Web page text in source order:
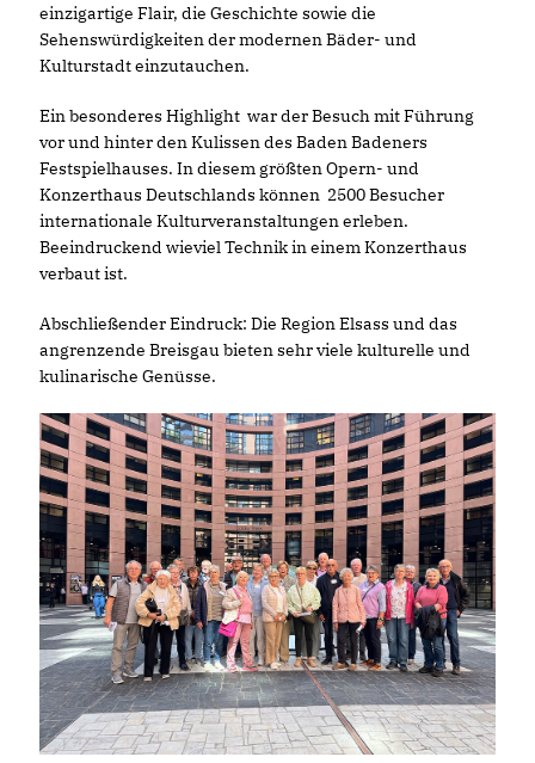
einzigartige Flair, die Geschichte sowie die
Sehenswürdigkeiten der modernen Bäder- und
Kulturstadt einzutauchen.
Ein besonderes Highlight war der Besuch mit Führung
vor und hinter den Kulissen des Baden Badeners
Festspielhauses. In diesem größten Opern- und
Konzerthaus Deutschlands können 2500 Besucher
internationale Kulturveranstaltungen erleben.
Beeindruckend wieviel Technik in einem Konzerthaus
verbaut ist.
Abschließender Eindruck: Die Region Elsass und das
angrenzende Breisgau bieten sehr viele kulturelle und
kulinarische Genüsse.